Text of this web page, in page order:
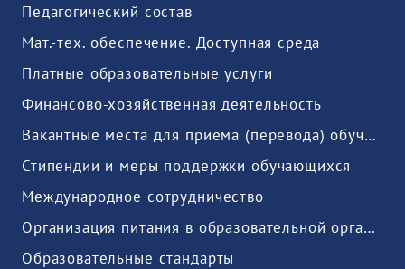
Педагогический состав
Мат.-тех. обеспечение. Доступная среда
Платные образовательные услуги
Финансово-хозяйственная деятельность
Вакантные места для приема (перевода) обучающихся
Стипендии и меры поддержки обучающихся
Международное сотрудничество
Организация питания в образовательной организации
Образовательные стандарты